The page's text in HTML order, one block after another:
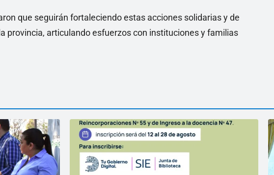
que seguirán fortaleciendo estas acciones solidarias y de
provincia, articulando esfuerzos con instituciones y familias